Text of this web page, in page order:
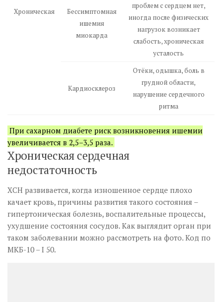
Хроническая
Бессимптомная
ишемия
миокарда
проблем с сердцем нет,
иногда после физических
нагрузок возникает
слабость, хроническая
усталость
Кардиосклероз
Отёки, одышка, боль в
грудной области,
нарушение сердечного
ритма
При сахарном диабете риск возникновения ишемии
увеличивается в 2,5–3,5 раза.
Хроническая сердечная
недостаточность
ХСН развивается, когда изношенное сердце плохо
качает кровь, причины развития такого состояния –
гипертоническая болезнь, воспалительные процессы,
ухудшение состояния сосудов. Как выглядит орган при
таком заболевании можно рассмотреть на фото. Код по
МКБ-10 – I 50.